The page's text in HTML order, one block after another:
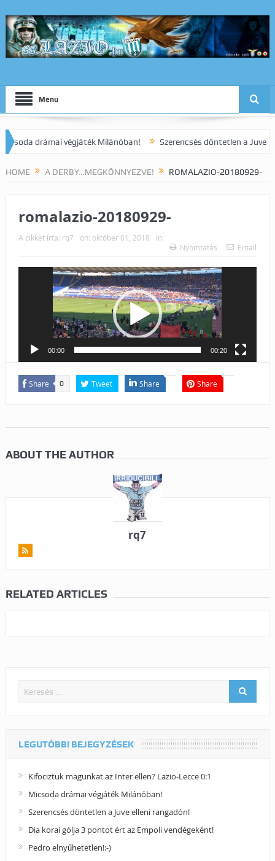
Menu
drámai végjáték Milánóban! Szerencsés döntetlen a Juve elleni
HOME A DERBY…MEGKÖNNYEZVE! ROMALAZIO-20180929-
romalazio-20180929-
A cikket írta: rq7 on: október 01, 2018
In:
Nyomtatás
Email
Videólejátszó
00:00 00:20
Share 0 Tweet Share Share
ABOUT THE AUTHOR
rq7
RELATED ARTICLES
LEGUTÓBBI BEJEGYZÉSEK
Kifociztuk magunkat az Inter ellen? Lazio-Lecce 0:1
Micsoda drámai végjáték Milánóban!
Szerencsés döntetlen a Juve elleni rangadón!
Dia korai gólja 3 pontot ért az Empoli vendégeként!
Pedro elnyűhetetlen!:-)